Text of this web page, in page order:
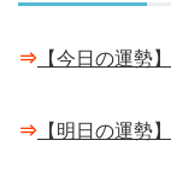
⇒ 【今日の運勢
⇒ 【明日の運勢